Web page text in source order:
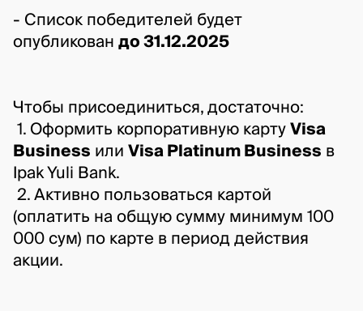
- Список победителей будет
опубликован до 31.12.2025
Чтобы присоединиться, достаточно:
1. Оформить корпоративную карту Visa
Business или Visa Platinum Business в
Ipak Yuli Bank.
(оплатить на общую сумму минимум 100
000 сум) по карте в период действия
акции.